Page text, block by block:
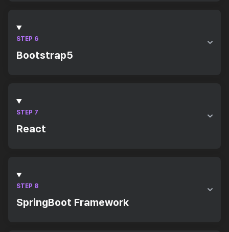
STEP 6
Bootstrap5
STEP 7
React
STEP 8
SpringBoot Framework